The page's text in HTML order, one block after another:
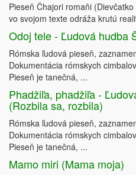
Pieseň Čhajori romaňi
vo svojom texte odráža krutú
Odoj tele - Ľudová hudba
Rómska ľudová pieseň,
Dokumentácia rómskych
Pieseň je tanečná, ...
Phadžiľa, phadžiľa -
(Rozbila sa, rozbila)
Rómska ľudová pieseň,
Dokumentácia rómskych
Pieseň je tanečná, ...
Mamo miri (Mama moja)